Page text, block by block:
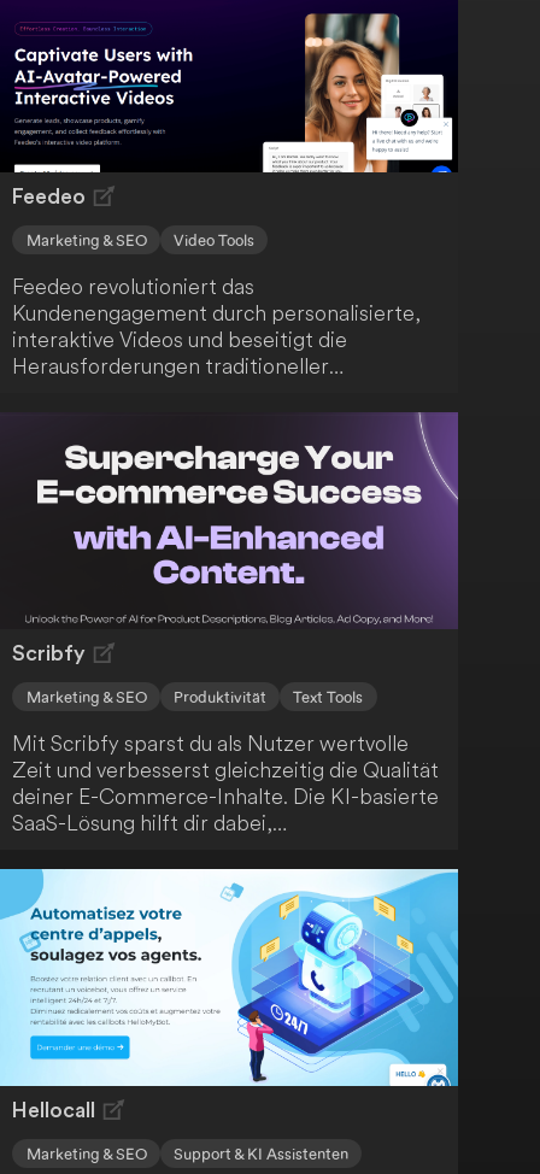
Bildunterschriften, Visuals und Hashtags
kannst du selbstbewusst und regelmäßig
posten und dich auf das Wachstum deines
Unternehmens konzentrieren.
Feedeo
Marketing & SEO Video Tools
Feedeo revolutioniert das
Kundenengagement durch personalisierte,
interaktive Videos und beseitigt die
Herausforderungen traditioneller
Funktionen, die Feedeo dir bietet.
Scribfy
Marketing & SEO Produktivität Text Tools
Mit Scribfy sparst du als Nutzer wertvolle
Zeit und verbesserst gleichzeitig die Qualität
deiner E-Commerce-Inhalte. Die KI-basierte
SaaS-Lösung hilft dir dabei,
Werbetexte zu generieren - ganz ohne
großen Aufwand.
Hellocall
Marketing & SEO Support & KI Assistenten